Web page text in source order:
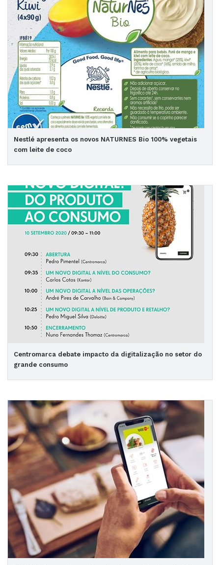
Nestlé apresenta os novos NATURNES Bio 100% vegetais
com leite de coco
Centromarca debate impacto da digitalização no setor do
grande consumo